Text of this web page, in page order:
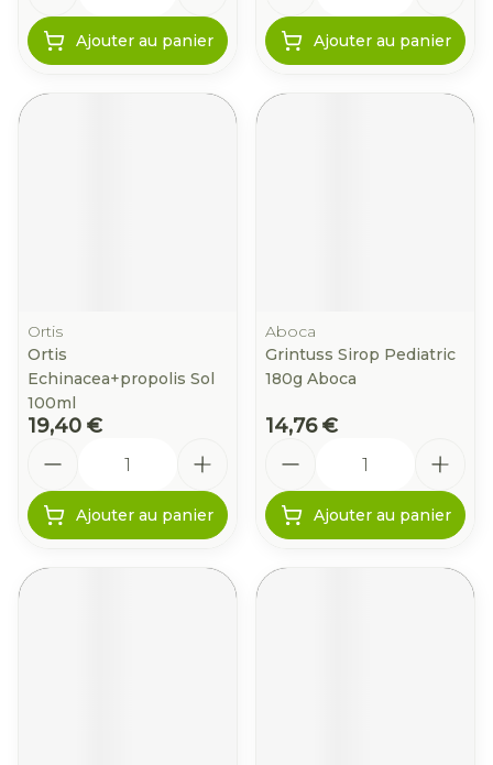
Ajouter au panier Ajouter au panier
Ortis
Ortis
Echinacea+propolis Sol
100ml
19,40 €
Ajouter au panier
Aboca
Grintuss Sirop Pediatric
180g Aboca
14,76 €
Ajouter au panier